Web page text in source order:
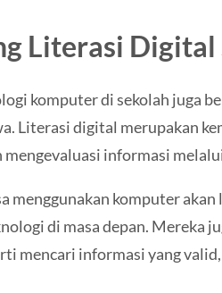
Literasi Digital
komputer di sekolah juga
Literasi digital merupakan
mengevaluasi informasi
menggunakan komputer
di masa depan. Mereka
mencari informasi yang